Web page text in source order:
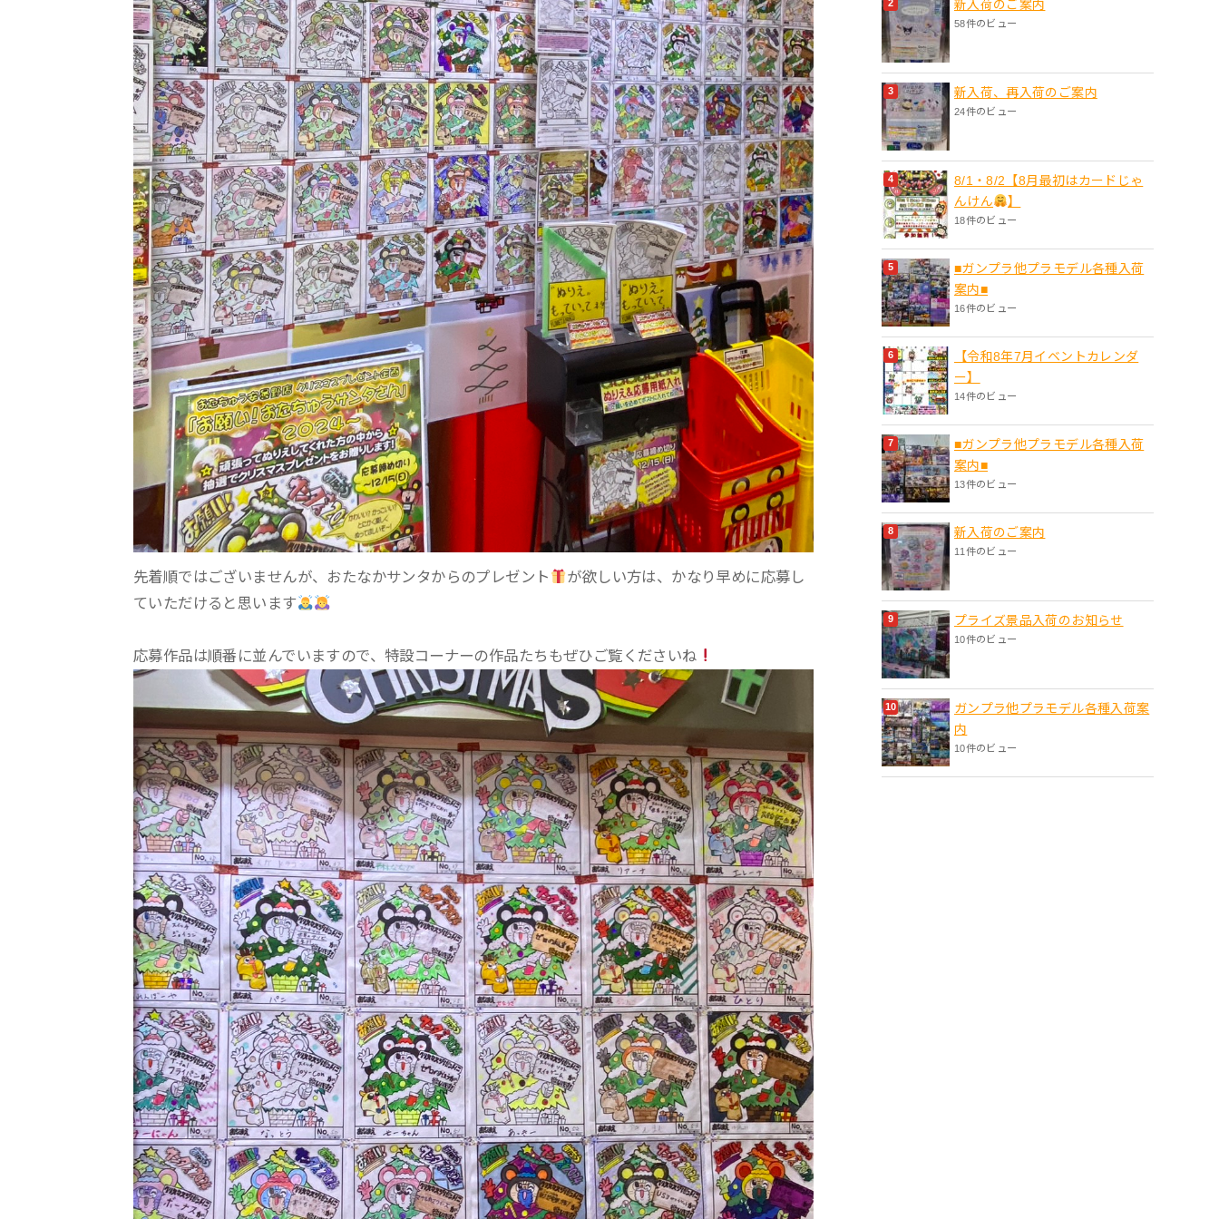
先着順ではございませんが、おたなかサンタからのプレゼント
が欲しい方は、かなり早めに応募し
ていただけると思います
応募作品は順番に並んでいますので、特設コーナーの作品たちもぜひご覧くださいね
新入荷のご案内
58件のビュー
新入荷、再入荷のご案内
24件のビュー
8/1・8/2【8月最初はカードじゃ
んけん
】
18件のビュー
■ガンプラ他プラモデル各種入荷
案内■
16件のビュー
【令和8年7月イベントカレンダ
ー】
14件のビュー
■ガンプラ他プラモデル各種入荷
案内■
13件のビュー
新入荷のご案内
11件のビュー
プライズ景品入荷のお知らせ
10件のビュー
ガンプラ他プラモデル各種入荷案
内
10件のビュー